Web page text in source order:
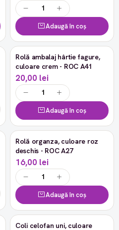
Adaugă în coș
Rolă ambalaj hârtie fagure,
culoare crem - ROC A41
20,00 lei
Adaugă în coș
Rolă organza, culoare roz
deschis - ROC A27
16,00 lei
Adaugă în coș
-38%
Coli celofan uni, culoare